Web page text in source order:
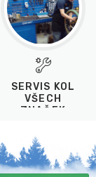
SERVIS KOL
VŠECH
ZNAČEK